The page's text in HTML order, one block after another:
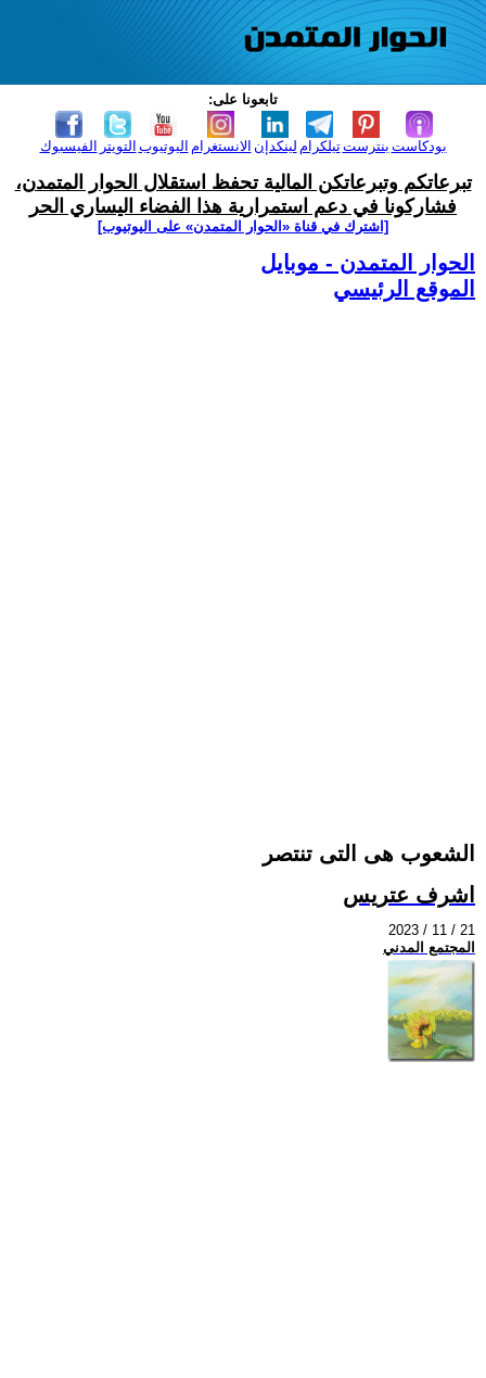
تابعونا على:
الفيسبوك التويتر اليوتيوب الانستغرام لينكدإن تيلكرامبنترست بودكاست
تبرعاتكم وتبرعاتكن المالية تحفظ استقلال الحوار المتمدن،
فشاركونا في دعم استمرارية هذا الفضاء اليساري الحر
[اشترك في قناة ‫«الحوار المتمدن» على اليوتيوب]
الحوار المتمدن - موبايل
الموقع الرئيسي
الشعوب هى التى تنتصر
اشرف عتريس
2023 / 11 / 21
المجتمع المدني